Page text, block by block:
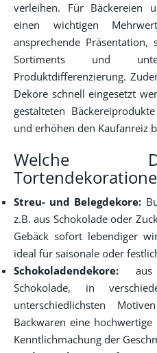
verleihen. Für Bäckereien
einen wichtigen
ansprechende
Sortiments und
Produktdifferenzierung.
Dekore schnell eingesetzt
gestalteten
und erhöhen den Kaufanreiz
Welche
Streu- und Belegdekore:
z.B. aus Schokolade oder
Gebäck sofort lebendiger
ideal für saisonale oder
Schokoladendekore: aus
Schokolade, in
unterschiedlichsten
Backwaren eine
Kenntlichmachung der